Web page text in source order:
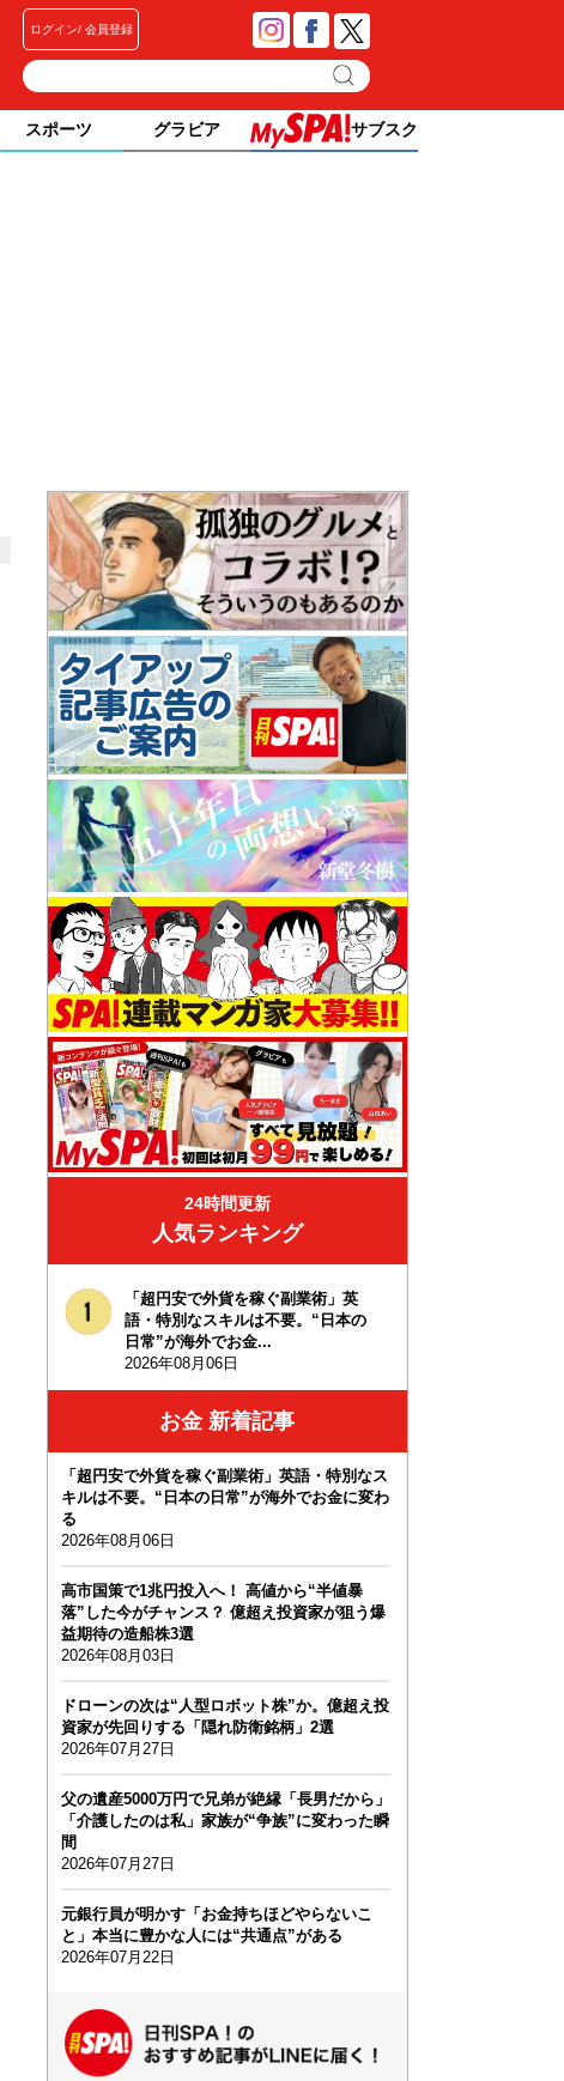
ログイン 会員登録
スポーツ グラビア サブスク
24時間更新
人気ランキング
「超円安で外貨を稼ぐ副業術」英
語・特別なスキルは不要。“日本の
日常”が海外でお金...
2026年08月06日
お金 新着記事
「超円安で外貨を稼ぐ副業術」英語・特別なス
キルは不要。“日本の日常”が海外でお金に変わ
る
2026年08月06日
高市国策で1兆円投入へ！ 高値から“半値暴
落”した今がチャンス？ 億超え投資家が狙う爆
益期待の造船株3選
2026年08月03日
ドローンの次は“人型ロボット株”か。億超え投
資家が先回りする「隠れ防衛銘柄」2選
2026年07月27日
父の遺産5000万円で兄弟が絶縁「長男だから」
「介護したのは私」家族が“争族”に変わった瞬
間
2026年07月27日
元銀行員が明かす「お金持ちほどやらないこ
と」本当に豊かな人には“共通点”がある
2026年07月22日